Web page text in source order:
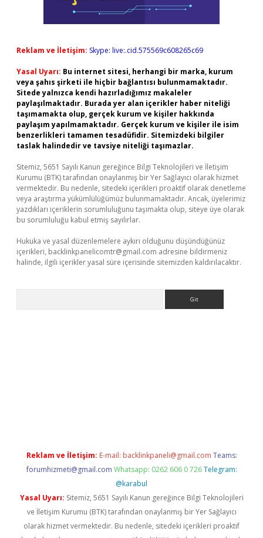
Reklam ve İletişim: Skype: live:.cid.575569c608265c69
Yasal Uyarı: Bu internet sitesi, herhangi bir marka, kurum
veya şahıs şirketi ile hiçbir bağlantısı bulunmamaktadır.
Sitede yalnızca kendi hazırladığımız makaleler
paylaşılmaktadır. Burada yer alan içerikler haber niteliği
taşımamakta olup, gerçek kurum ve kişiler hakkında
paylaşım yapılmamaktadır. Gerçek kurum ve kişiler ile isim
benzerlikleri tamamen tesadüfidir. Sitemizdeki bilgiler
taslak halindedir ve tavsiye niteliği taşımazlar.
Sitemiz, 5651 Sayılı Kanun gereğince Bilgi Teknolojileri ve İletişim
Kurumu (BTK) tarafından onaylanmış bir Yer Sağlayıcı olarak hizmet
vermektedir. Bu nedenle, sitedeki içerikleri proaktif olarak denetleme
veya araştırma yükümlülüğümüz bulunmamaktadır. Ancak, üyelerimiz
yazdıkları içeriklerin sorumluluğunu taşımakta olup, siteye üye olarak
bu sorumluluğu kabul etmiş sayılırlar.
Hukuka ve yasal düzenlemelere aykırı olduğunu düşündüğünüz
içerikleri, backlinkpanelicomtr@gmail.com adresine bildirmeniz
halinde, ilgili içerikler yasal süre içerisinde sitemizden kaldırılacaktır.
Reklam ve İletişim: E-mail: backlinkpaneli@gmail.com Teams:
forumhizmeti@gmail.com Whatsapp: 0262 606 0 726 Telegram:
@karabul
Yasal Uyarı: Sitemiz, 5651 Sayılı Kanun gereğince Bilgi Teknolojileri
ve İletişim Kurumu (BTK) tarafından onaylanmış bir Yer Sağlayıcı
olarak hizmet vermektedir. Bu nedenle, sitedeki içerikleri proaktif